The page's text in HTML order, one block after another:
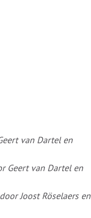
van Dartel en
Geert van Dartel en
door Joost Röselaers en